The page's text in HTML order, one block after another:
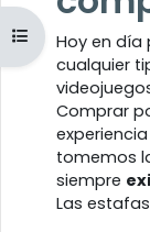
Abrir índice del
Hoy en día
cualquier
Comprar
tomemos
siempre
Las